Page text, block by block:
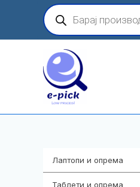
content
Products
search
Лаптопи и опрема
Таблети и опрема